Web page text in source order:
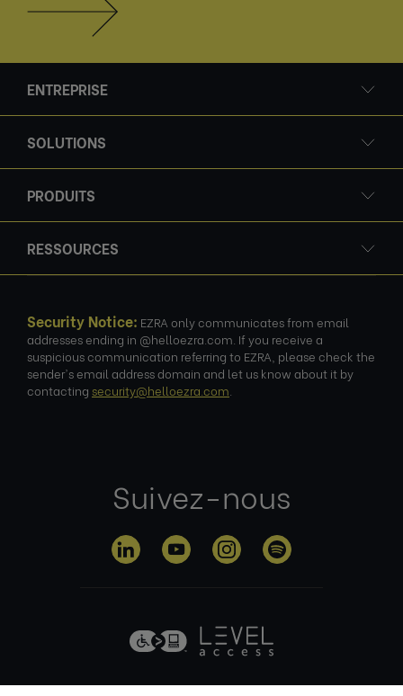
ENTREPRISE
SOLUTIONS
PRODUITS
RESSOURCES
Security Notice: EZRA only communicates from email
addresses ending in @helloezra.com. If you receive a
suspicious communication referring to EZRA, please check the
sender's email address domain and let us know about it by
contacting security@helloezra.com
Suivez-nous